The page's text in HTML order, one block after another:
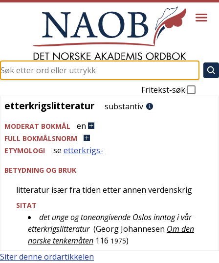
Fritekst-søk
etterkrigslitteratur
etterkrigslitteratur substantiv
MODERAT BOKMÅL en
FULL BOKMÅLSNORM
ETYMOLOGI
se etterkrigs-
BETYDNING OG BRUK
litteratur især fra tiden etter annen verdenskrig
SITAT
det unge og toneangivende Oslos inntog i vår
etterkrigslitteratur (Georg Johannesen Om den
norske tenkemåten 116 1975)
Siter denne ordartikkelen